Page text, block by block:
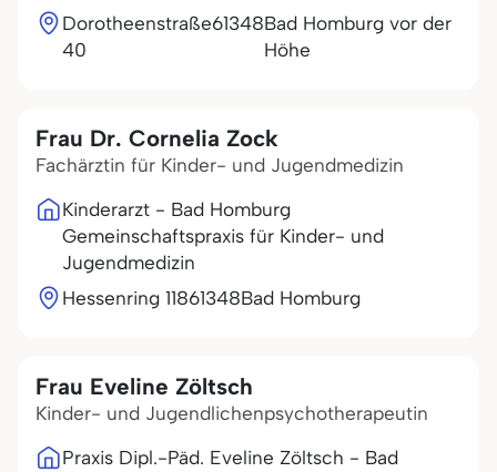
Dorotheenstraße
40
61348Bad Homburg vor der
Höhe
Frau Dr. Cornelia Zock
Fachärztin für Kinder- und Jugendmedizin
Kinderarzt - Bad Homburg
Gemeinschaftspraxis für Kinder- und
Jugendmedizin
Hessenring 11861348Bad Homburg
Frau Eveline Zöltsch
Kinder- und Jugendlichenpsychotherapeutin
Praxis Dipl.-Päd. Eveline Zöltsch - Bad